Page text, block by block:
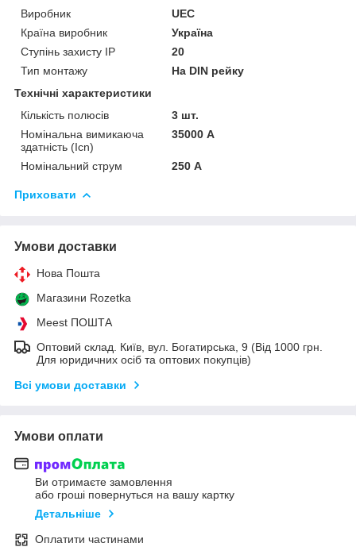
Виробник
UEC
Країна виробник
Україна
Ступінь захисту IP
20
Тип монтажу
На DIN рейку
Технічні характеристики
Кількість полюсів
3 шт.
Номінальна вимикаюча
здатність (Icn)
35000 А
Номінальний струм 250 А
Приховати
Умови доставки
Нова Пошта
Магазини Rozetka
Meest ПОШТА
Оптовий склад. Київ, вул. Богатирська, 9 (Від 1000 грн.
Для юридичних осіб та оптових покупців)
Всі умови доставки
Умови оплати
Ви отримаєте замовлення
або гроші повернуться на вашу картку
Детальніше
Оплатити частинами